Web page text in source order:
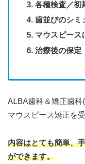
各種検査／初
歯並びのシミ
マウスピース
治療後の保定
ALBA歯科＆矯正歯科
マウスピース矯正を
内容はとても簡単、
ができます。